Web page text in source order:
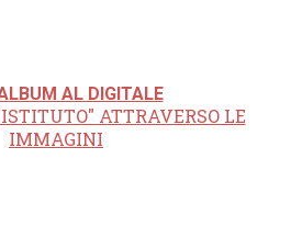
AL DIGITALE
ATTRAVERSO LE
IMMAGINI